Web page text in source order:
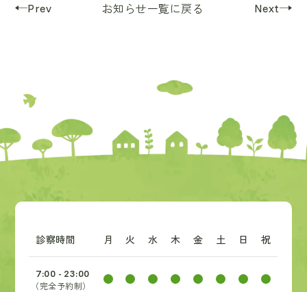
Prev お知らせ一覧に戻る Next
診察時間 月 火 水 木 金 土 日 祝
7:00 - 23:00
（完全予約制）